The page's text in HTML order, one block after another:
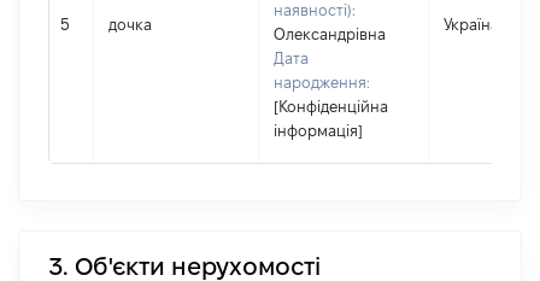
5 дочка
наявності):
Олександрівна
Дата
народження:
[Конфіденційна
інформація]
Україна
3. Об'єкти нерухомості